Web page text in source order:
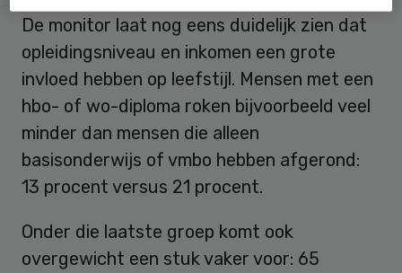
De monitor laat nog eens duidelijk zien dat
opleidingsniveau en inkomen een grote
invloed hebben op leefstijl. Mensen met een
hbo- of wo-diploma roken bijvoorbeeld veel
minder dan mensen die alleen
basisonderwijs of vmbo hebben afgerond:
13 procent versus 21 procent.
Onder die laatste groep komt ook
overgewicht een stuk vaker voor: 65